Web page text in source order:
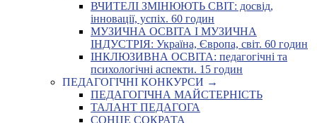
ВЧИТЕЛІ ЗМІНЮЮТЬ СВІТ: досвід,
інновації, успіх. 60 годин
МУЗИЧНА ОСВІТА І МУЗИЧНА
ІНДУСТРІЯ: Україна, Європа, світ. 60 годин
ІНКЛЮЗИВНА ОСВІТА: педагогічні та
психологічні аспекти. 15 годин
ПЕДАГОГІЧНІ КОНКУРСИ →
ПЕДАГОГІЧНА МАЙСТЕРНІСТЬ
ТАЛАНТ ПЕДАГОГА
СОНЦЕ СОКРАТА